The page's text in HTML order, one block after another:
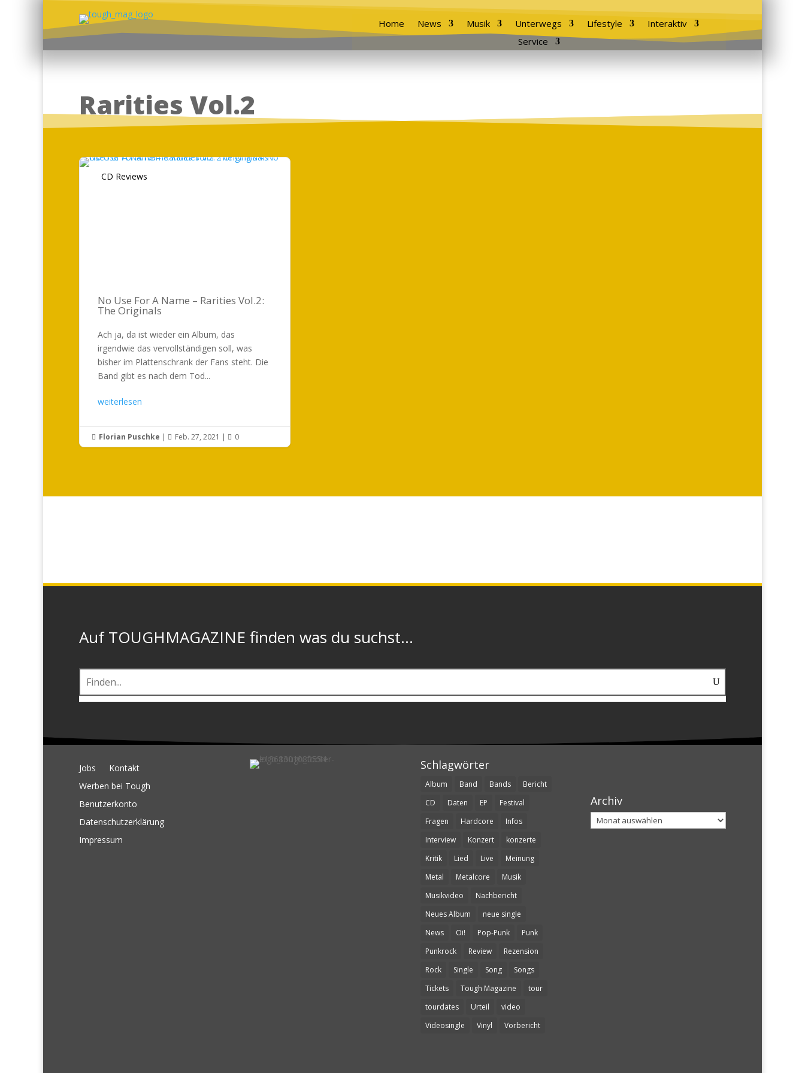
Home News Musik Unterwegs Lifestyle
Interaktiv
Service
Rarities Vol.2
CD Reviews
No Use For A Name – Rarities Vol.2:
The Originals
Ach ja, da ist wieder ein Album, das
irgendwie das vervollständigen soll, was
bisher im Plattenschrank der Fans steht. Die
Band gibt es nach dem Tod...
weiterlesen
 Florian Puschke |  Feb. 27, 2021 |  0
Auf TOUGHMAGAZINE finden was du suchst...
Jobs
Kontakt
Werben bei Tough
Benutzerkonto
Datenschutzerklärung
Impressum
Schlagwörter
Album Band Bands
Bericht
CD
Daten EP
Festival
Fragen
Hardcore
Infos
Interview
Konzert
konzerte
Kritik
Lied Live
Meinung
Metal
Metalcore
Musik
Musikvideo
Nachbericht
Neues Album
neue single
News
Oi! Pop-Punk
Punk
Punkrock
Review
Rezension
Rock
Single Song
Songs
Tickets
Tough Magazine
tour
tourdates
Urteil
video
Videosingle
Vinyl Vorbericht
Archiv
Archiv